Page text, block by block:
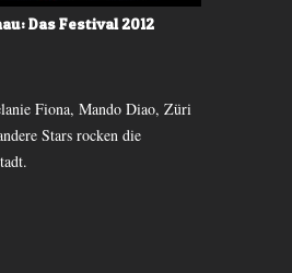
Das Festival 2012
Fiona, Mando Diao, Züri
Stars rocken die